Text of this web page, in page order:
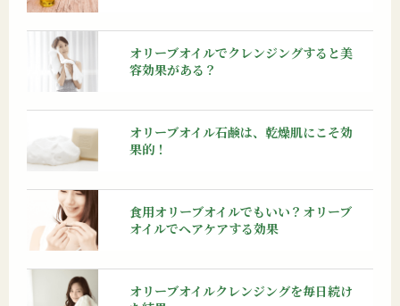
オリーブオイルでクレンジングすると美
容効果がある？
オリーブオイル石鹸は、乾燥肌にこそ効
果的！
食用オリーブオイルでもいい？オリーブ
オイルでヘアケアする効果
オリーブオイルクレンジングを毎日続け